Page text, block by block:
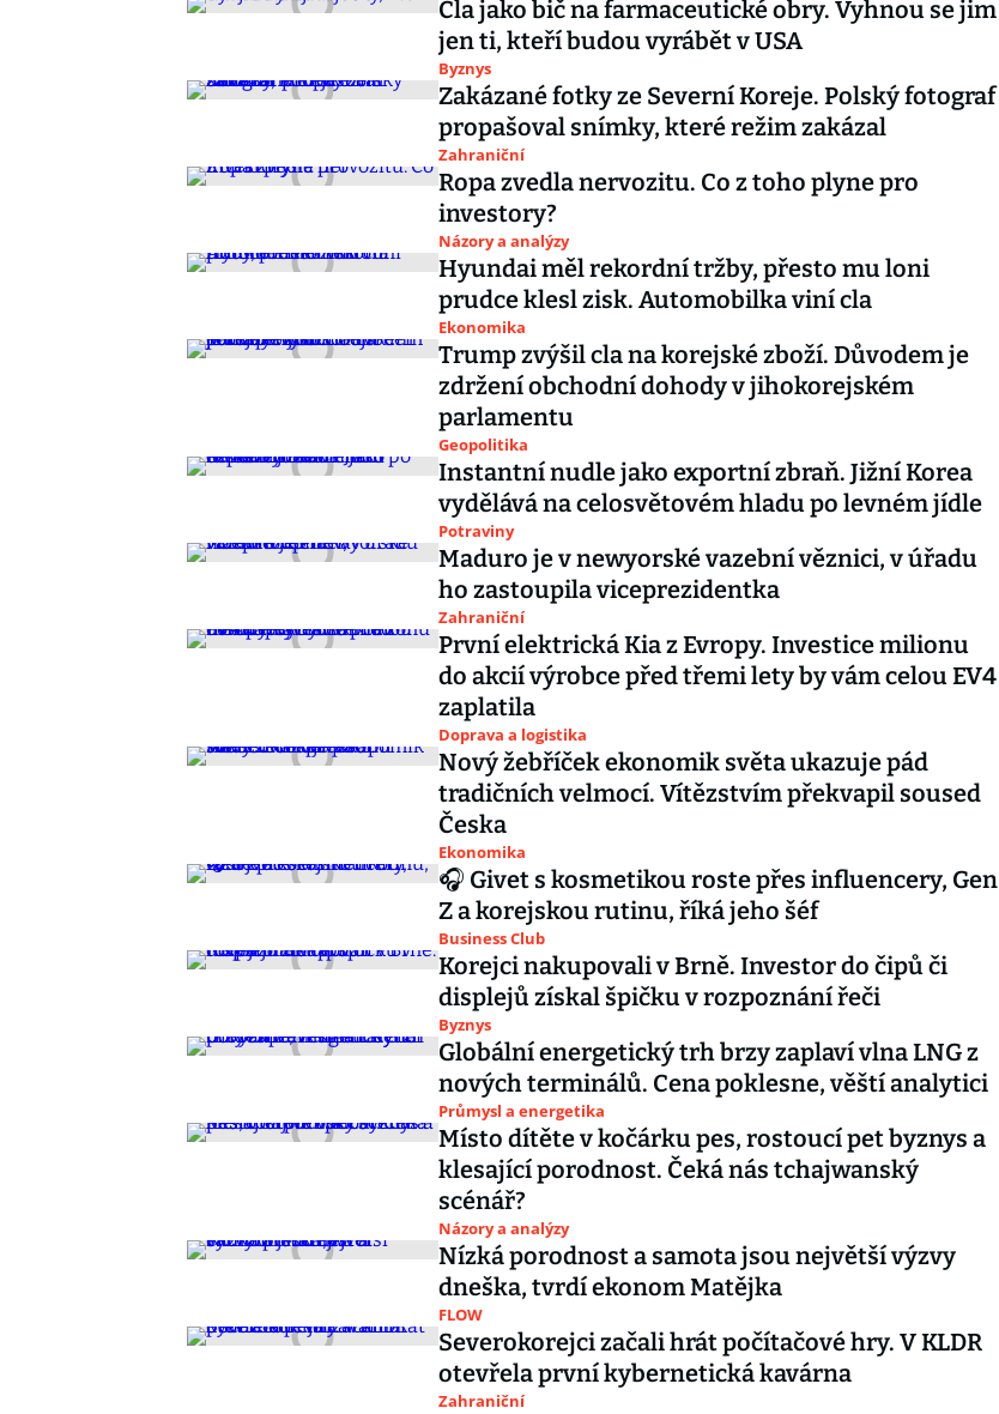
Cla jako bič na farmaceutické obry. Vyhnou se jim
jen ti, kteří budou vyrábět v USA
Byznys
Zakázané fotky ze Severní Koreje. Polský fotograf
propašoval snímky, které režim zakázal
Zahraniční
Ropa zvedla nervozitu. Co z toho plyne pro
investory?
Názory a analýzy
Hyundai měl rekordní tržby, přesto mu loni
prudce klesl zisk. Automobilka viní cla
Ekonomika
Trump zvýšil cla na korejské zboží. Důvodem je
zdržení obchodní dohody v jihokorejském
parlamentu
Geopolitika
Instantní nudle jako exportní zbraň. Jižní Korea
vydělává na celosvětovém hladu po levném jídle
Potraviny
Maduro je v newyorské vazební věznici, v úřadu
ho zastoupila viceprezidentka
Zahraniční
První elektrická Kia z Evropy. Investice milionu
do akcií výrobce před třemi lety by vám celou EV4
zaplatila
Doprava a logistika
Nový žebříček ekonomik světa ukazuje pád
tradičních velmocí. Vítězstvím překvapil soused
Česka
Ekonomika
🎧 Givet s kosmetikou roste přes influencery, Gen
Z a korejskou rutinu, říká jeho šéf
Business Club
Korejci nakupovali v Brně. Investor do čipů či
displejů získal špičku v rozpoznání řeči
Byznys
Globální energetický trh brzy zaplaví vlna LNG z
nových terminálů. Cena poklesne, věští analytici
Průmysl a energetika
Místo dítěte v kočárku pes, rostoucí pet byznys a
klesající porodnost. Čeká nás tchajwanský
scénář?
Názory a analýzy
Nízká porodnost a samota jsou největší výzvy
dneška, tvrdí ekonom Matějka
FLOW
Severokorejci začali hrát počítačové hry. V KLDR
otevřela první kybernetická kavárna
Zahraniční